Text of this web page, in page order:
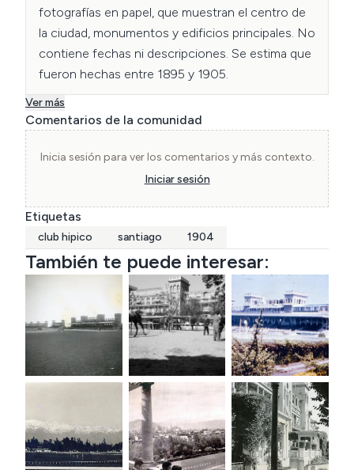
fotografías en papel, que muestran el centro de
la ciudad, monumentos y edificios principales. No
contiene fechas ni descripciones. Se estima que
fueron hechas entre 1895 y 1905.
Ver más
Comentarios de la comunidad
Inicia sesión para ver los comentarios y más contexto.
Iniciar sesión
Etiquetas
club hipico santiago 1904
También te puede interesar: